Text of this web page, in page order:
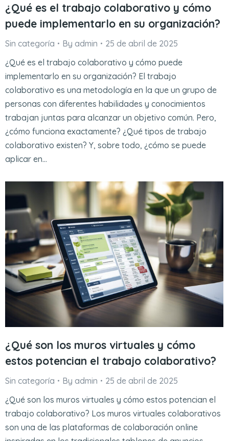
¿Qué es el trabajo colaborativo y cómo
puede implementarlo en su organización?
Sin categoría By admin
25 de abril de 2025
¿Qué es el trabajo colaborativo y cómo puede
implementarlo en su organización? El trabajo
colaborativo es una metodología en la que un grupo de
personas con diferentes habilidades y conocimientos
trabajan juntas para alcanzar un objetivo común. Pero,
¿cómo funciona exactamente? ¿Qué tipos de trabajo
colaborativo existen? Y, sobre todo, ¿cómo se puede
aplicar en…
¿Qué son los muros virtuales y cómo
estos potencian el trabajo colaborativo?
Sin categoría By admin
25 de abril de 2025
¿Qué son los muros virtuales y cómo estos potencian el
trabajo colaborativo? Los muros virtuales colaborativos
son una de las plataformas de colaboración online